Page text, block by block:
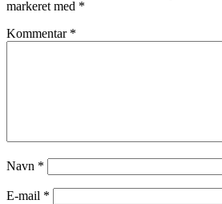
markeret med *
Kommentar *
Navn *
E-mail *